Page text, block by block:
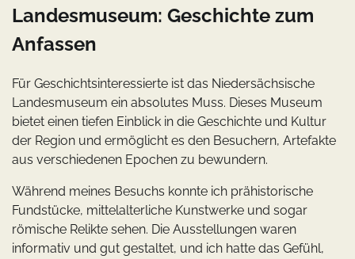
Landesmuseum: Geschichte zum
Anfassen
Für Geschichtsinteressierte ist das Niedersächsische
Landesmuseum ein absolutes Muss. Dieses Museum
bietet einen tiefen Einblick in die Geschichte und Kultur
der Region und ermöglicht es den Besuchern, Artefakte
aus verschiedenen Epochen zu bewundern.
Während meines Besuchs konnte ich prähistorische
Fundstücke, mittelalterliche Kunstwerke und sogar
römische Relikte sehen. Die Ausstellungen waren
informativ und gut gestaltet, und ich hatte das Gefühl,